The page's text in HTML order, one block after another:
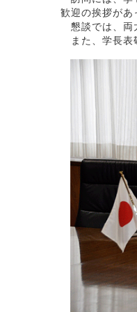
歓迎の挨拶があ
懇談では、両
また、学長表